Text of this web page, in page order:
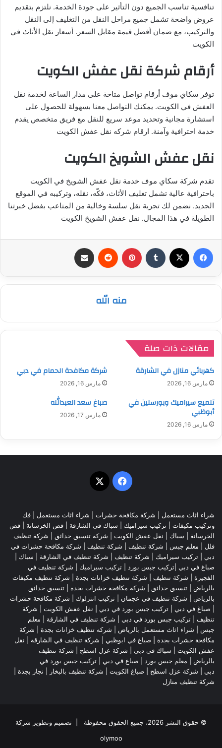
تنافسية تناسب الجميع دون التأثير على جودة الخدمة. نلتزم بتقديم
عروض واضحة تشمل جميع مراحل النقل من التغليف إلى النقل
والتركيب، مع ضمان أفضل قيمة مقابل السعر. أسعار نقل الأثاث في
الكويت
أرقام شركة نقل عفش الكويت
توفر سكاي موف أرقام تواصل متاحة على مدار الساعة لخدمة نقل
العفش في الكويت. يمكنك التواصل معنا بسهولة للحصول على
استشارة مجانية وتحديد موعد سريع للنقل مع فريق متخصص يقدم
خدمة احترافية وآمنة. ارقام شركه نقل عفش الكويت
نقل عفش الشويخ الكويت
تقدم شركة سكاي موف خدمة نقل عفش الشويخ في الكويت
باحترافية عالية تشمل تغليف الأثاث، فكّه، نقله، وتركيبه في الموقع
الجديد. نضمن لك تجربة نقل سلسة وخالية من المتاعب بفضل خبرتنا
الطويلة في هذا المجال. نقل عفش الشويخ الكويت
فيسبوك بينتيريست
منه الله
مقالات ذات صلة
كهربائي منازل في الشارقة
مارس 16, 2026
شركة مكافحة الحمام في دبي
مارس 16, 2026
تلميع سيراميك وبورسلين في
أبوظبي
مارس 16, 2026
صباغ سعد العبدالله
مارس 17, 2026
فيسبوك
‫X
شراء اثاث مستعمل شركة مكافحة حشرات شراء اثاث مستعمل
فك
وتركيب مكيفات | تركيب سيراميك | سباك في الشارقة قص الخرسانة | قص
الخرسانة | سباك نقل عفش الكويت شركة تنسيق حدائق
شركة تنظيف
فلل
معلم جبس شركة تنظيف شركة تنظيف
شركة مكافحة حشرات في
دبي
تركيب سيراميك شركة تنظيف شركة تنظيف في الشارقة | سباك |
صباغ في دبي |تركيب جبس بورد | تركيب سيراميك
شركة تنظيف في
الفجيرة
شركة تنظيف شركة تنظيف خزانات بجدة
شركة تنظيف مكيفات
بالرياض
تنسيق حدائق شركة مكافحة حشرات بجدة
تنسيق حدائق
بالرياض
شركة تنظيف في عجمان | تركيب انترلوك | شركة مكافحة حشرات
صباغ في دبي تركيب جبس بورد في دبي نقل عفش الكويت
شركة
تنظيف
تركيب جبس بورد في دبي شركة تنظيف في الشارقة
معلم
جبس
شراء اثاث مستعمل بالرياض شركه تنظيف خزانات بجدة
شركة
مكافحة حشرات بجدة
صباغ في ابوظبي شركة تنظيف في الشارقة
نقل
عفش الكويت | سباك في دبي | شركة عزل اسطح
شركة تنظيف
بالرياض
معلم جبس بورد صباغ في دبي
تركيب جبس بورد في
دبي
شركة عزل اسطح صباغ الكويت شركة تنظيف بالبخار نجار بجدة
شركة تنظيف منازل
© حقوق النشر 2026، جميع الحقوق محفوظة | تصميم وتطوير شركة
olymoo